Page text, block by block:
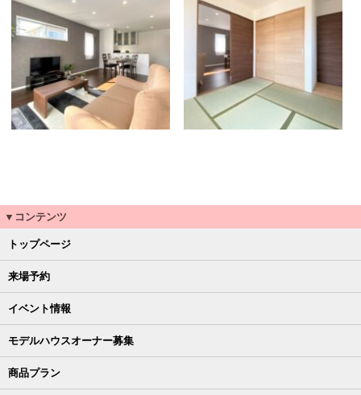
▼コンテンツ
トップページ
来場予約
イベント情報
モデルハウスオーナー募集
商品プラン